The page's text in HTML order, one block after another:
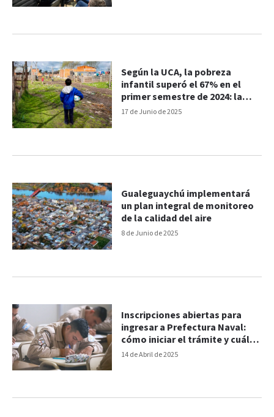
17 de Junio de 2025
Según la UCA, la pobreza
infantil superó el 67% en el
primer semestre de 2024: la
más alta desde el 2001
8 de Junio de 2025
Gualeguaychú implementará
un plan integral de monitoreo
de la calidad del aire
14 de Abril de 2025
Inscripciones abiertas para
ingresar a Prefectura Naval:
cómo iniciar el trámite y cuáles
son los requisitos